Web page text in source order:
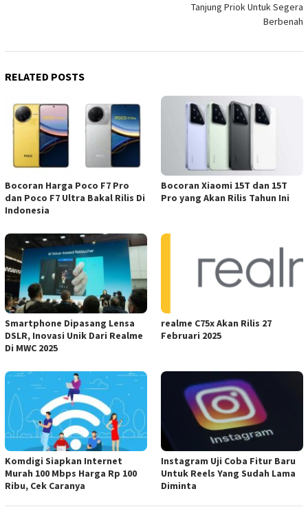
Tanjung Priok Untuk Segera
Berbenah
RELATED POSTS
Bocoran Harga Poco F7 Pro
dan Poco F7 Ultra Bakal Rilis Di
Indonesia
Bocoran Xiaomi 15T dan 15T
Pro yang Akan Rilis Tahun Ini
Smartphone Dipasang Lensa
DSLR, Inovasi Unik Dari Realme
Di MWC 2025
realme C75x Akan Rilis 27
Februari 2025
Komdigi Siapkan Internet
Murah 100 Mbps Harga Rp 100
Ribu, Cek Caranya
Instagram Uji Coba Fitur Baru
Untuk Reels Yang Sudah Lama
Diminta